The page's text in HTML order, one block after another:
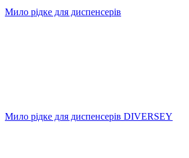
Мило рідке для диспенсерів
Мило рідке для диспенсерів DIVERSEY